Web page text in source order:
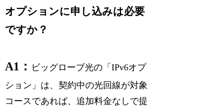
オプションに申し込みは必要
ですか？
A1： ビッグローブ光の「IPv6オプ
ション」は、契約中の光回線が対象
コースであれば、追加料金なしで提